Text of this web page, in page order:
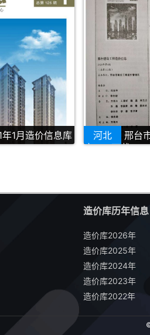
1月造价信息库
河北
邢台
库PDF下载
造价库历年信息
造价库2026年
造价库2025年
造价库2024年
造价库2023年
造价库2022年